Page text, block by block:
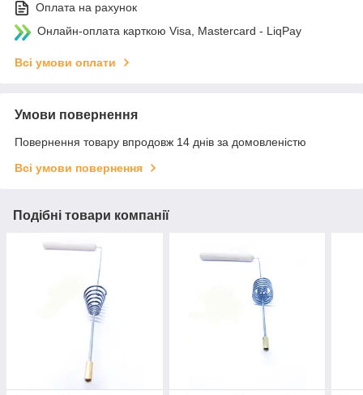
Оплата на рахунок
Онлайн-оплата карткою Visa, Mastercard - LiqPay
Всі умови оплати
Умови повернення
Повернення товару впродовж 14 днів за домовленістю
Всі умови повернення
Подібні товари компанії